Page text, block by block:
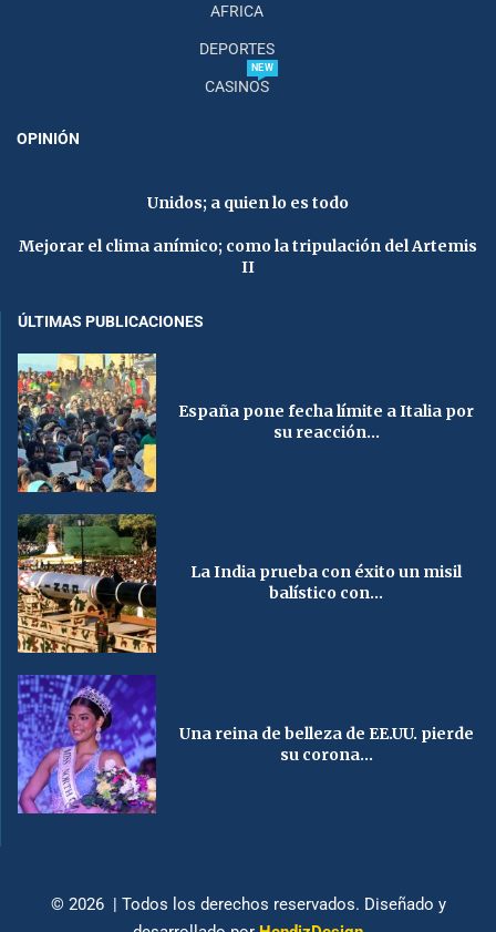
AFRICA
DEPORTES
CASINOS
NEW
OPINIÓN
Unidos; a quien lo es todo
Mejorar el clima anímico; como la tripulación del Artemis
II
ÚLTIMAS PUBLICACIONES
España pone fecha límite a Italia por
su reacción...
La India prueba con éxito un misil
balístico con...
Una reina de belleza de EE.UU. pierde
su corona...
© 2026 | Todos los derechos reservados. Diseñado y